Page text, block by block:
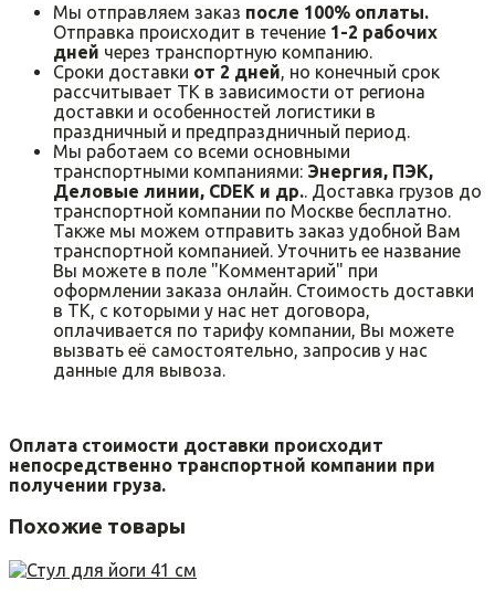
Мы отправляем заказ после 100% оплаты.
Отправка происходит в течение 1-2 рабочих
дней через транспортную компанию.
Сроки доставки от 2 дней , но конечный срок
рассчитывает ТК в зависимости от региона
доставки и особенностей логистики в
праздничный и предпраздничный период.
Мы работаем со всеми основными
транспортными компаниями: Энергия, ПЭК,
Деловые линии, CDEK и др. . Доставка грузов до
транспортной компании по Москве бесплатно.
Также мы можем отправить заказ удобной Вам
транспортной компанией. Уточнить ее название
Вы можете в поле "Комментарий" при
оформлении заказа онлайн. Стоимость доставки
в ТК, с которыми у нас нет договора,
оплачивается по тарифу компании, Вы можете
вызвать её самостоятельно, запросив у нас
данные для вывоза.
Оплата стоимости доставки происходит
непосредственно транспортной компании при
получении груза.
Похожие товары